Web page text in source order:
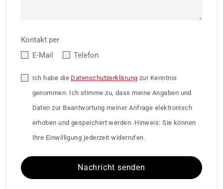
Kontakt per
E-Mail
Telefon
Ich habe die Datenschutzerklärung zur Kenntnis
genommen. Ich stimme zu, dass meine Angaben und
Daten zur Beantwortung meiner Anfrage elektronisch
erhoben und gespeichert werden. Hinweis: Sie können
Ihre Einwilligung jederzeit widerrufen.
Nachricht senden